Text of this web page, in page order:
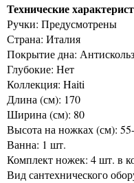
Технические
Ручки: Предусмотрены
Страна: Италия
Покрытие дна:
Глубокие: Нет
Коллекция: Haiti
Длина (см): 170
Ширина (см): 80
Высота на ножках (см):
Ванна: 1 шт.
Комплект ножек: 4 шт. в
Вид сантехнического